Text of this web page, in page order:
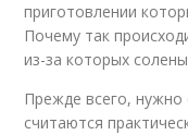
приготовлении
Почему так
из-за которых
Прежде всего, нужно
считаются